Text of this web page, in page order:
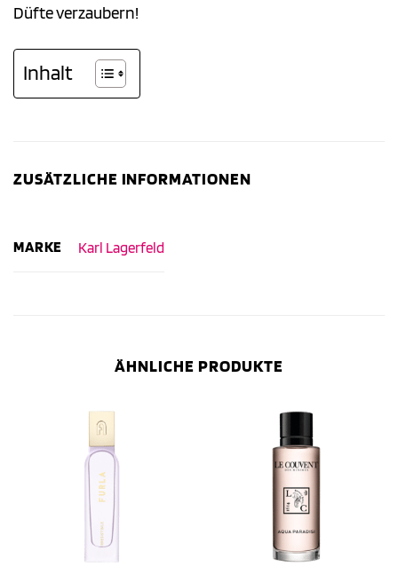
Düfte verzaubern!
Inhalt
ZUSÄTZLICHE INFORMATIONEN
MARKE Karl Lagerfeld
ÄHNLICHE PRODUKTE